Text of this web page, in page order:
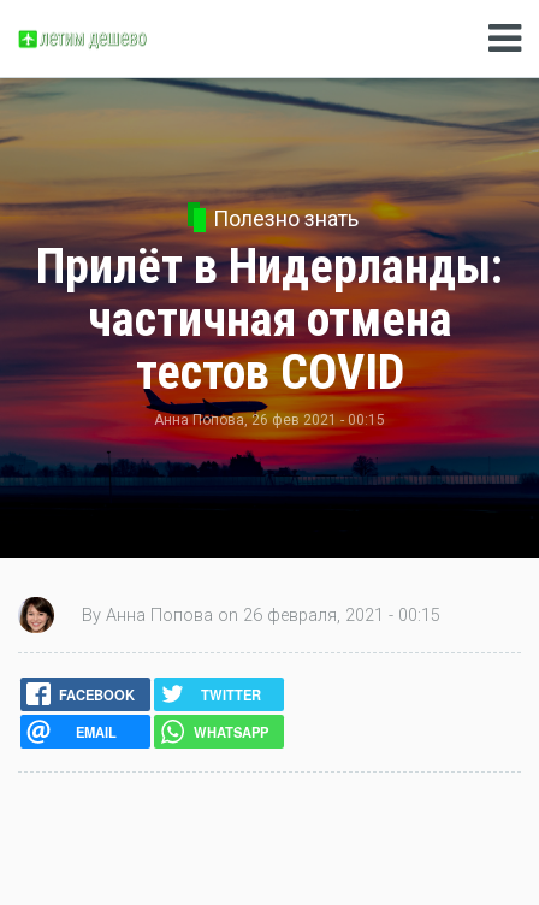
Полезно знать
Прилёт в Нидерланды:
частичная отмена
тестов COVID
Анна Попова, 26 фев 2021 - 00:15
By Анна Попова on 26 февраля, 2021 - 00:15
FACEBOOK
TWITTER
EMAIL
WHATSAPP